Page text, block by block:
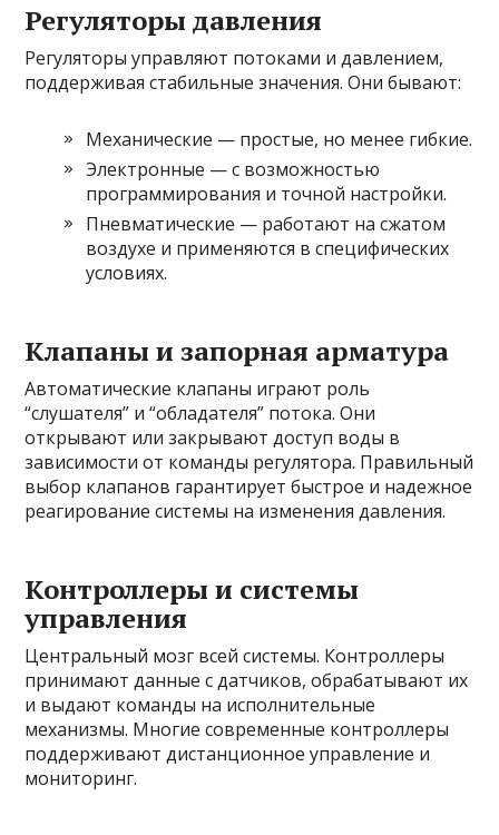
Регуляторы давления
Регуляторы управляют потоками и давлением,
поддерживая стабильные значения. Они бывают:
Механические — простые, но менее гибкие.
Электронные — с возможностью
программирования и точной настройки.
Пневматические — работают на сжатом
воздухе и применяются в специфических
условиях.
Клапаны и запорная арматура
Автоматические клапаны играют роль
“слушателя” и “обладателя” потока. Они
открывают или закрывают доступ воды в
зависимости от команды регулятора. Правильный
выбор клапанов гарантирует быстрое и надежное
реагирование системы на изменения давления.
Контроллеры и системы
управления
Центральный мозг всей системы. Контроллеры
принимают данные с датчиков, обрабатывают их
и выдают команды на исполнительные
механизмы. Многие современные контроллеры
поддерживают дистанционное управление и
мониторинг.